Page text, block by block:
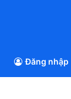
Đăng nhập